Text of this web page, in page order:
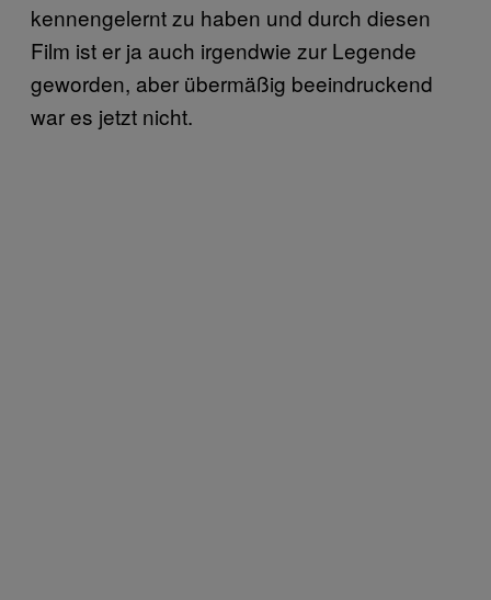
kennengelernt zu haben und durch diesen
Film ist er ja auch irgendwie zur Legende
geworden, aber übermäßig beeindruckend
war es jetzt nicht.